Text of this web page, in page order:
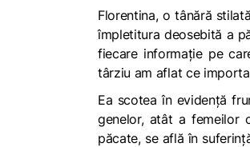
Florentina, o tânără
împletitura deosebită a
fiecare informație pe
târziu am aflat ce
Ea scotea în evidență
genelor, atât a femeilor
păcate, se află în